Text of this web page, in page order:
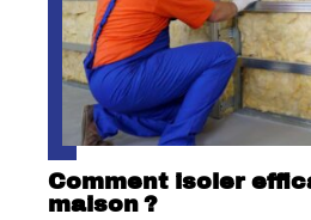
Comment isoler
maison ?